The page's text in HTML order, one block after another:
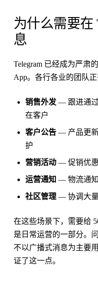
为什么需要在
息
Telegram 已经成为严
App。各行各业的团队正
销售外发 — 跟进通过
在客户
客户公告 — 产品更
护
营销活动 — 促销优
运营通知 — 物流通
社区管理 — 协调大
在这些场景下，需要给
是日常运营的一部分。
不以广播式消息为主要
证了这一点。